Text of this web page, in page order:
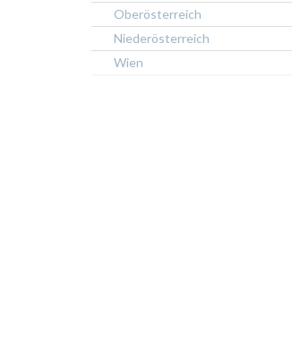
Oberösterreich
Niederösterreich
Wien